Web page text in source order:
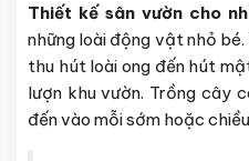
Thiết kế sân vườn cho
những loài động vật nhỏ
thu hút loài ong đến hút
lượn khu vườn. Trồng cây
đến vào mỗi sớm hoặc